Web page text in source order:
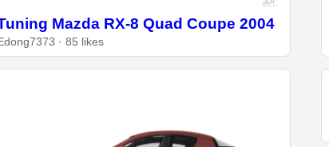
Mazda RX-8 Quad Coupe 2004
· 85 likes